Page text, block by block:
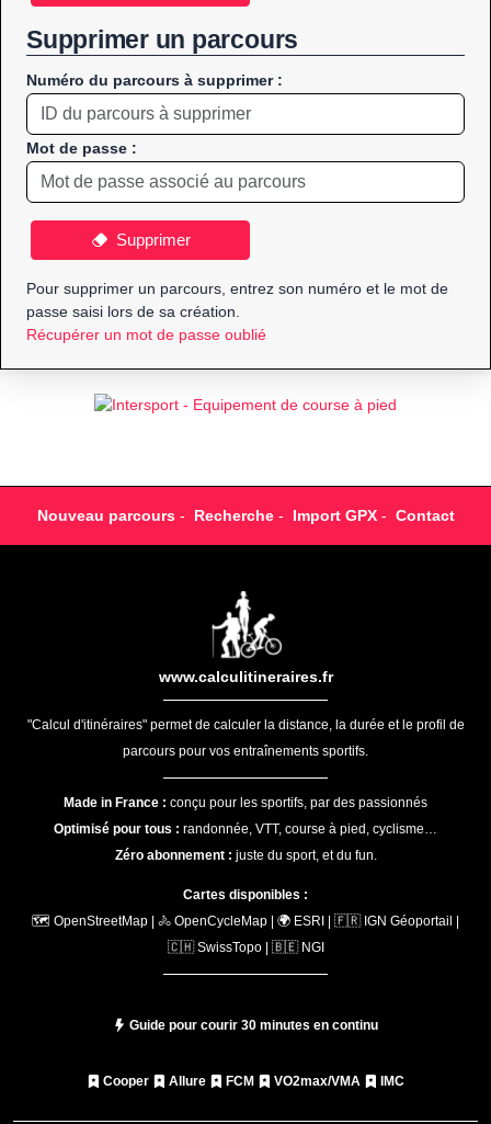
Supprimer un parcours
Numéro du parcours à supprimer :
Mot de passe :
Supprimer
Pour supprimer un parcours, entrez son numéro et le mot de
passe saisi lors de sa création.
Récupérer un mot de passe oublié
Nouveau parcours- Recherche- Import GPX- Contact
www.calculitineraires.fr
"Calcul d'itinéraires" permet de calculer la distance, la durée et le profil de
parcours pour vos entraînements sportifs.
Made in France : conçu pour les sportifs, par des passionnés
Optimisé pour tous : randonnée, VTT, course à pied, cyclisme…
Zéro abonnement : juste du sport, et du fun.
Cartes disponibles :
🗺️ OpenStreetMap | 🚴 OpenCycleMap | 🌍 ESRI | 🇫🇷 IGN Géoportail |
🇨🇭 SwissTopo | 🇧🇪 NGI
Guide pour courir 30 minutes en continu
Cooper Allure FCM VO2max/VMA IMC